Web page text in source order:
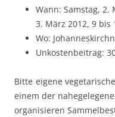
Wann: Samstag, 2.
3. März 2012, 9 bis
Wo:
Unkostenbeitrag:
Bitte eigene
einem der
organisieren